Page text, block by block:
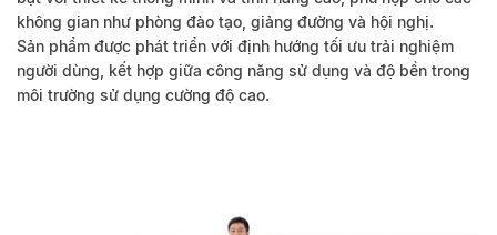
không gian như phòng đào tạo, giảng đường và hội nghị.
Sản phẩm được phát triển với định hướng tối ưu trải nghiệm
người dùng, kết hợp giữa công năng sử dụng và độ bền trong
môi trường sử dụng cường độ cao.